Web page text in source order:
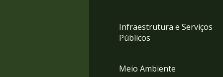
Infraestrutura e Serviços
Públicos
Meio Ambiente